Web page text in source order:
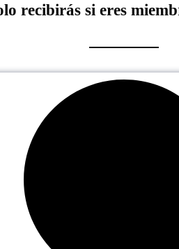
recibirás si eres